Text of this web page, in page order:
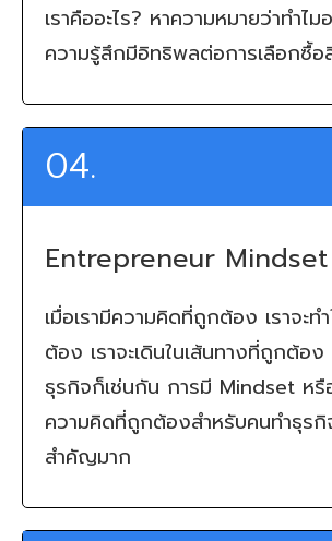
เราคืออะไร? หาความหมายว่าทำไ
ความรู้สึกมีอิทธิพลต่อการเลือกซื้อ
04.
Entrepreneur Mindset
เมื่อเรามีความคิดที่ถูกต้อง เราจะท
ต้อง เราจะเดินในเส้นทางที่ถูกต้อง
ธุรกิจก็เช่นกัน การมี Mindset หรื
ความคิดที่ถูกต้องสำหรับคนทำธุรกิ
สำคัญมาก